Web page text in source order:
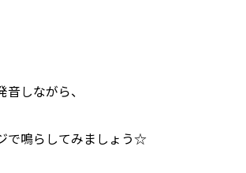
しながら、
で鳴らしてみましょう☆